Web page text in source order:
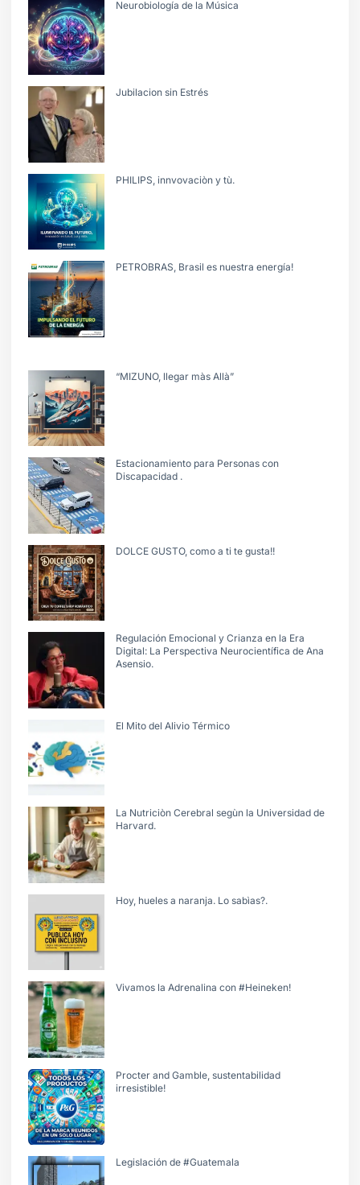
Neurobiología de la Música
Jubilacion sin Estrés
PHILIPS, innvovaciòn y tù.
PETROBRAS, Brasil es nuestra energía!
“MIZUNO, llegar màs Allà”
Estacionamiento para Personas con
Discapacidad .
DOLCE GUSTO, como a ti te gusta!!
Regulación Emocional y Crianza en la Era
Digital: La Perspectiva Neurocientífica de Ana
Asensio.
El Mito del Alivio Térmico
La Nutriciòn Cerebral segùn la Universidad de
Harvard.
Hoy, hueles a naranja. Lo sabìas?.
Vivamos la Adrenalina con #Heineken!
Procter and Gamble, sustentabilidad
irresistible!
Legislación de #Guatemala